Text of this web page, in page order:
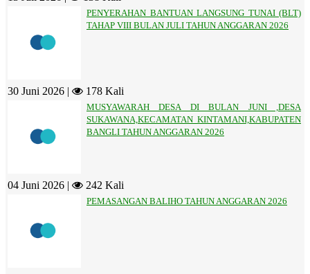
PENYERAHAN BANTUAN LANGSUNG TUNAI (BLT)
TAHAP VIII BULAN JULI TAHUN ANGGARAN 2026
30 Juni 2026 | 178 Kali
MUSYAWARAH DESA DI BULAN JUNI ,DESA
SUKAWANA,KECAMATAN KINTAMANI,KABUPATEN
BANGLI TAHUN ANGGARAN 2026
04 Juni 2026 | 242 Kali
PEMASANGAN BALIHO TAHUN ANGGARAN 2026